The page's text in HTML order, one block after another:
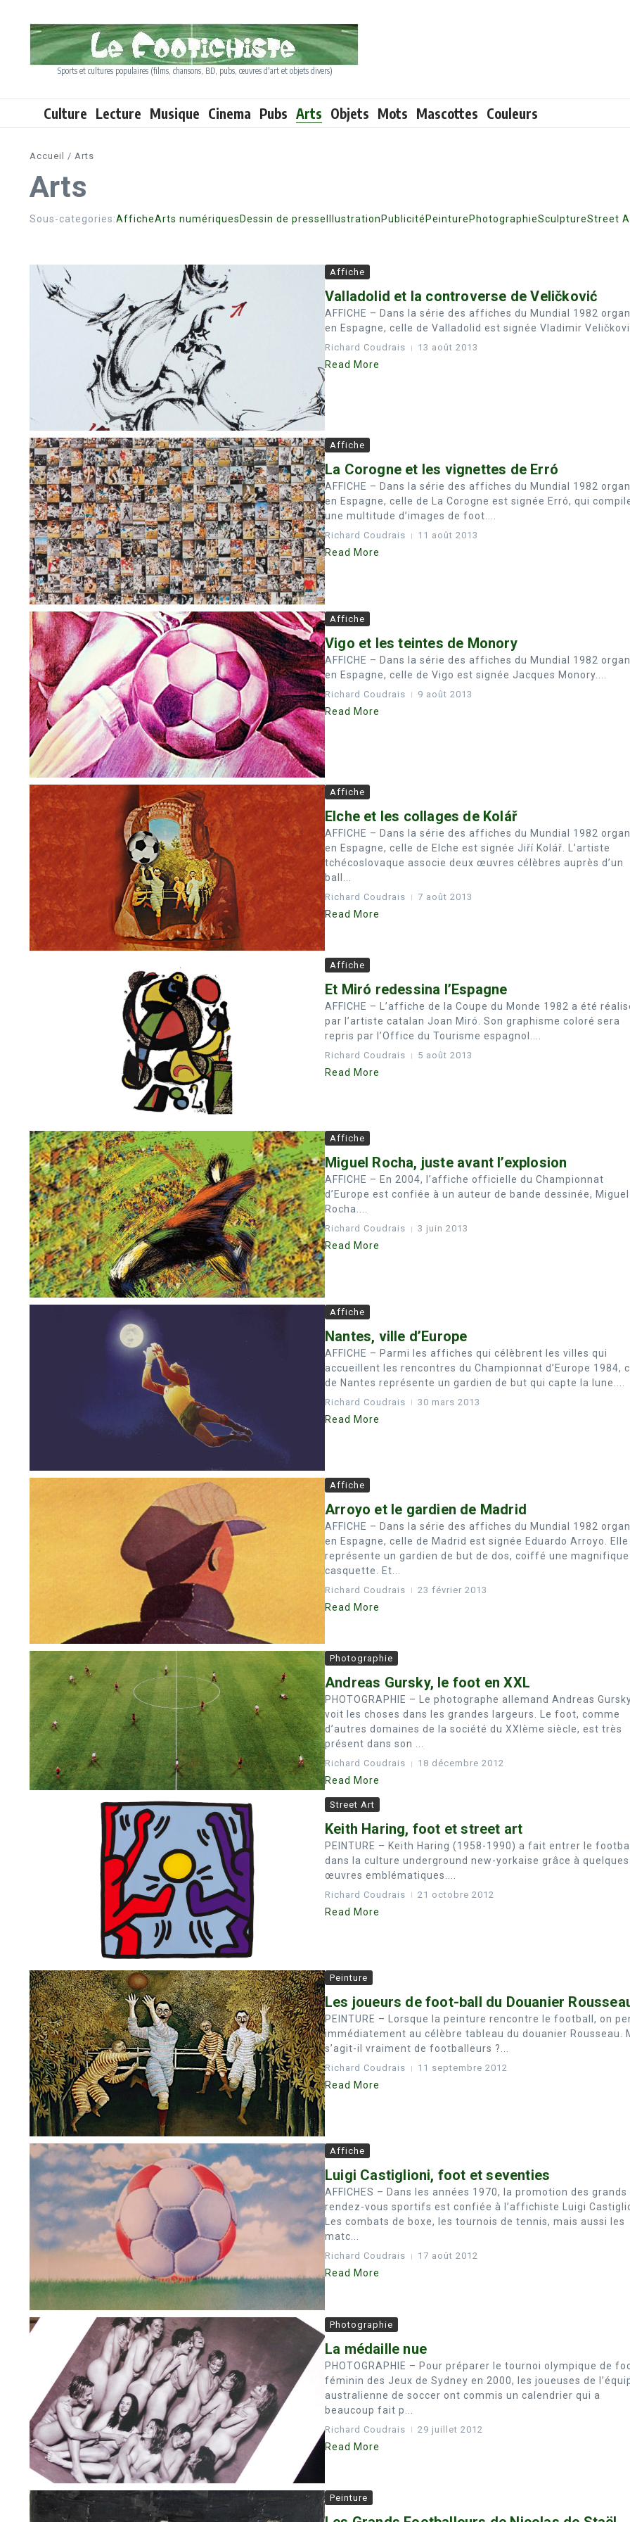
Sports et cultures populaires (films, chansons, BD, pubs, œuvres d'art et objets divers)
Culture Lecture Musique Cinema Pubs Arts Objets Mots Mascottes Couleurs
Accueil / Arts
Arts
Sous-categories:AfficheArts numériques Dessin de presse Illustration Publicité Peinture PhotographieSculptureStreet
Affiche
Valladolid et la controverse de Veličković
AFFICHE – Dans la série des affiches du Mundial 1982
en Espagne, celle de Valladolid est signée Vladimir
Richard Coudrais 13 août 2013
Read More
Affiche
La Corogne et les vignettes de Erró
AFFICHE – Dans la série des affiches du Mundial 1982
en Espagne, celle de La Corogne est signée Erró, qui
une multitude d’images de foot....
Richard Coudrais 11 août 2013
Read More
Affiche
Vigo et les teintes de Monory
AFFICHE – Dans la série des affiches du Mundial 1982
en Espagne, celle de Vigo est signée Jacques Monory....
Richard Coudrais 9 août 2013
Read More
Affiche
Elche et les collages de Kolář
AFFICHE – Dans la série des affiches du Mundial 1982
en Espagne, celle de Elche est signée Jiří Kolář. L’artiste
tchécoslovaque associe deux œuvres célèbres auprès d’un
ball...
Richard Coudrais 7 août 2013
Read More
Affiche
Et Miró redessina l’Espagne
AFFICHE – L’affiche de la Coupe du Monde 1982 a été
par l’artiste catalan Joan Miró. Son graphisme coloré sera
repris par l’Office du Tourisme espagnol....
Richard Coudrais 5 août 2013
Read More
Affiche
Miguel Rocha, juste avant l’explosion
AFFICHE – En 2004, l’affiche officielle du Championnat
d’Europe est confiée à un auteur de bande dessinée, Miguel
Rocha....
Richard Coudrais 3 juin 2013
Read More
Affiche
Nantes, ville d’Europe
AFFICHE – Parmi les affiches qui célèbrent les villes qui
accueillent les rencontres du Championnat d’Europe 1984,
de Nantes représente un gardien de but qui capte la lune....
Richard Coudrais 30 mars 2013
Read More
Affiche
Arroyo et le gardien de Madrid
AFFICHE – Dans la série des affiches du Mundial 1982
en Espagne, celle de Madrid est signée Eduardo Arroyo. Elle
représente un gardien de but de dos, coiffé une magnifique
casquette. Et...
Richard Coudrais 23 février 2013
Read More
Photographie
Andreas Gursky, le foot en XXL
PHOTOGRAPHIE – Le photographe allemand Andreas
voit les choses dans les grandes largeurs. Le foot, comme
d’autres domaines de la société du XXIème siècle, est très
présent dans son ...
Richard Coudrais 18 décembre 2012
Read More
Street Art
Keith Haring, foot et street art
PEINTURE – Keith Haring (1958-1990) a fait entrer le
dans la culture underground new-yorkaise grâce à quelques
œuvres emblématiques....
Richard Coudrais 21 octobre 2012
Read More
Peinture
Les joueurs de foot-ball du Douanier
PEINTURE – Lorsque la peinture rencontre le football, on
immédiatement au célèbre tableau du douanier Rousseau.
s’agit-il vraiment de footballeurs ?...
Richard Coudrais 11 septembre 2012
Read More
Affiche
Luigi Castiglioni, foot et seventies
AFFICHES – Dans les années 1970, la promotion des grands
rendez-vous sportifs est confiée à l’affichiste Luigi
Les combats de boxe, les tournois de tennis, mais aussi les
matc...
Richard Coudrais 17 août 2012
Read More
Photographie
La médaille nue
PHOTOGRAPHIE – Pour préparer le tournoi olympique de
féminin des Jeux de Sydney en 2000, les joueuses de
australienne de soccer ont commis un calendrier qui a
beaucoup fait p...
Richard Coudrais 29 juillet 2012
Read More
Peinture